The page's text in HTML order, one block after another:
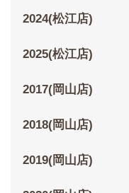
2024(松江店)
2025(松江店)
2017(岡山店)
2018(岡山店)
2019(岡山店)